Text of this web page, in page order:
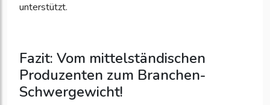
unterstützt.
Fazit: Vom mittelständischen
Produzenten zum Branchen-
Schwergewicht!